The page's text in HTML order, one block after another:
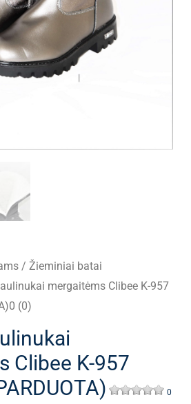
/Žieminiai batai
mergaitėms Clibee K-957
(0)
Clibee K-957
0